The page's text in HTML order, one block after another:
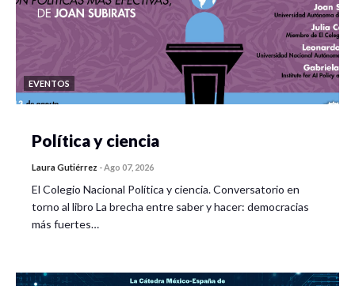
EVENTOS
Política y ciencia
Laura Gutiérrez -Ago 07, 2026
El Colegio Nacional Política y ciencia. Conversatorio en
torno al libro La brecha entre saber y hacer: democracias
más fuertes…